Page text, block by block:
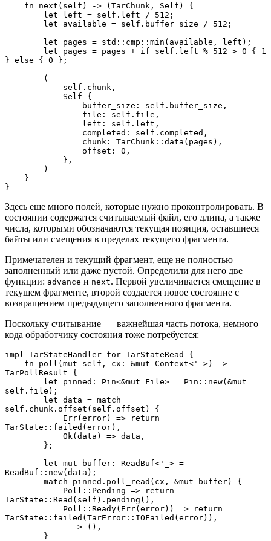
    fn next(self) -> (TarChunk, Self) {
        let left = self.left / 512;
        let available = self.buffer_size / 512;
        let pages = std::cmp::min(available, left);
} else { 0 };
        (
            self.chunk,
            Self {
                buffer_size: self.buffer_size,
                file: self.file,
                left: self.left,
                completed: self.completed,
                chunk: TarChunk::data(pages),
                offset: 0,
            },
        )
    }
}
Здесь еще много полей, которые нужно проконтролировать. В
состоянии содержатся считываемый файл, его длина, а также
числа, которыми обозначаются текущая позиция, оставшиеся
байты или смещения в пределах текущего фрагмента.
Примечателен и текущий фрагмент, еще не полностью
заполненный или даже пустой. Определили для него две
функции: advance и next. Первой увеличивается смещение в
текущем фрагменте, второй создается новое состояние с
возвращением предыдущего заполненного фрагмента.
Поскольку считывание — важнейшая часть потока, немного
кода обработчику состояния тоже потребуется:
impl TarStateHandler for TarStateRead {
TarPollResult {
self.file);
self.chunk.offset(self.offset) {
TarState::failed(error),
            Ok(data) => data,
        };
ReadBuf::new(data);
        match pinned.poll_read(cx, &mut buffer) {
TarState::Read(self).pending(),
TarState::failed(TarError::IOFailed(error)),
            _ => (),
        }